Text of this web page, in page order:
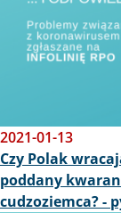
2021-01-13
Czy Polak
poddany
cudzoziemca? -